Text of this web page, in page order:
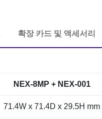
확장 카드 및 액세서리
NEX-8MP + NEX-001
71.4W x 71.4D x 29.5H mm